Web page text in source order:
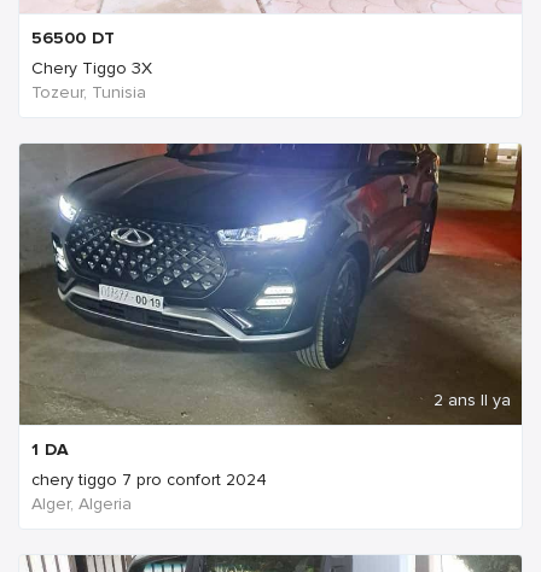
56500 DT
Chery Tiggo 3X
Tozeur, Tunisia
2 ans Il ya
1 DA
chery tiggo 7 pro confort 2024
Alger, Algeria